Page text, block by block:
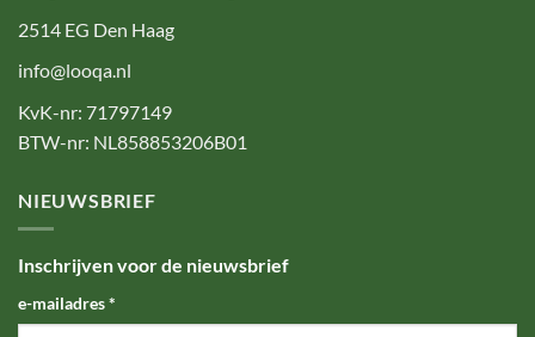
2514 EG Den Haag
info@looqa.nl
KvK-nr: 71797149
BTW-nr: NL858853206B01
NIEUWSBRIEF
Inschrijven voor de nieuwsbrief
e-mailadres*